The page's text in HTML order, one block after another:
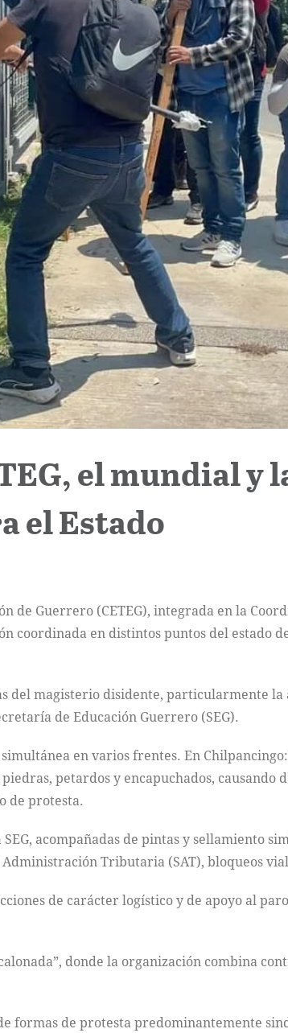
el mundial y
el Estado
de Guerrero (CETEG), integrada en la
coordinada en distintos puntos del estado
del magisterio disidente, particularmente la
de Educación Guerrero (SEG).
en varios frentes. En
petardos y encapuchados, causando
de protesta.
acompañadas de pintas y sellamiento
Tributaria (SAT), bloqueos
de carácter logístico y de apoyo al
donde la organización combina
formas de protesta predominantemente